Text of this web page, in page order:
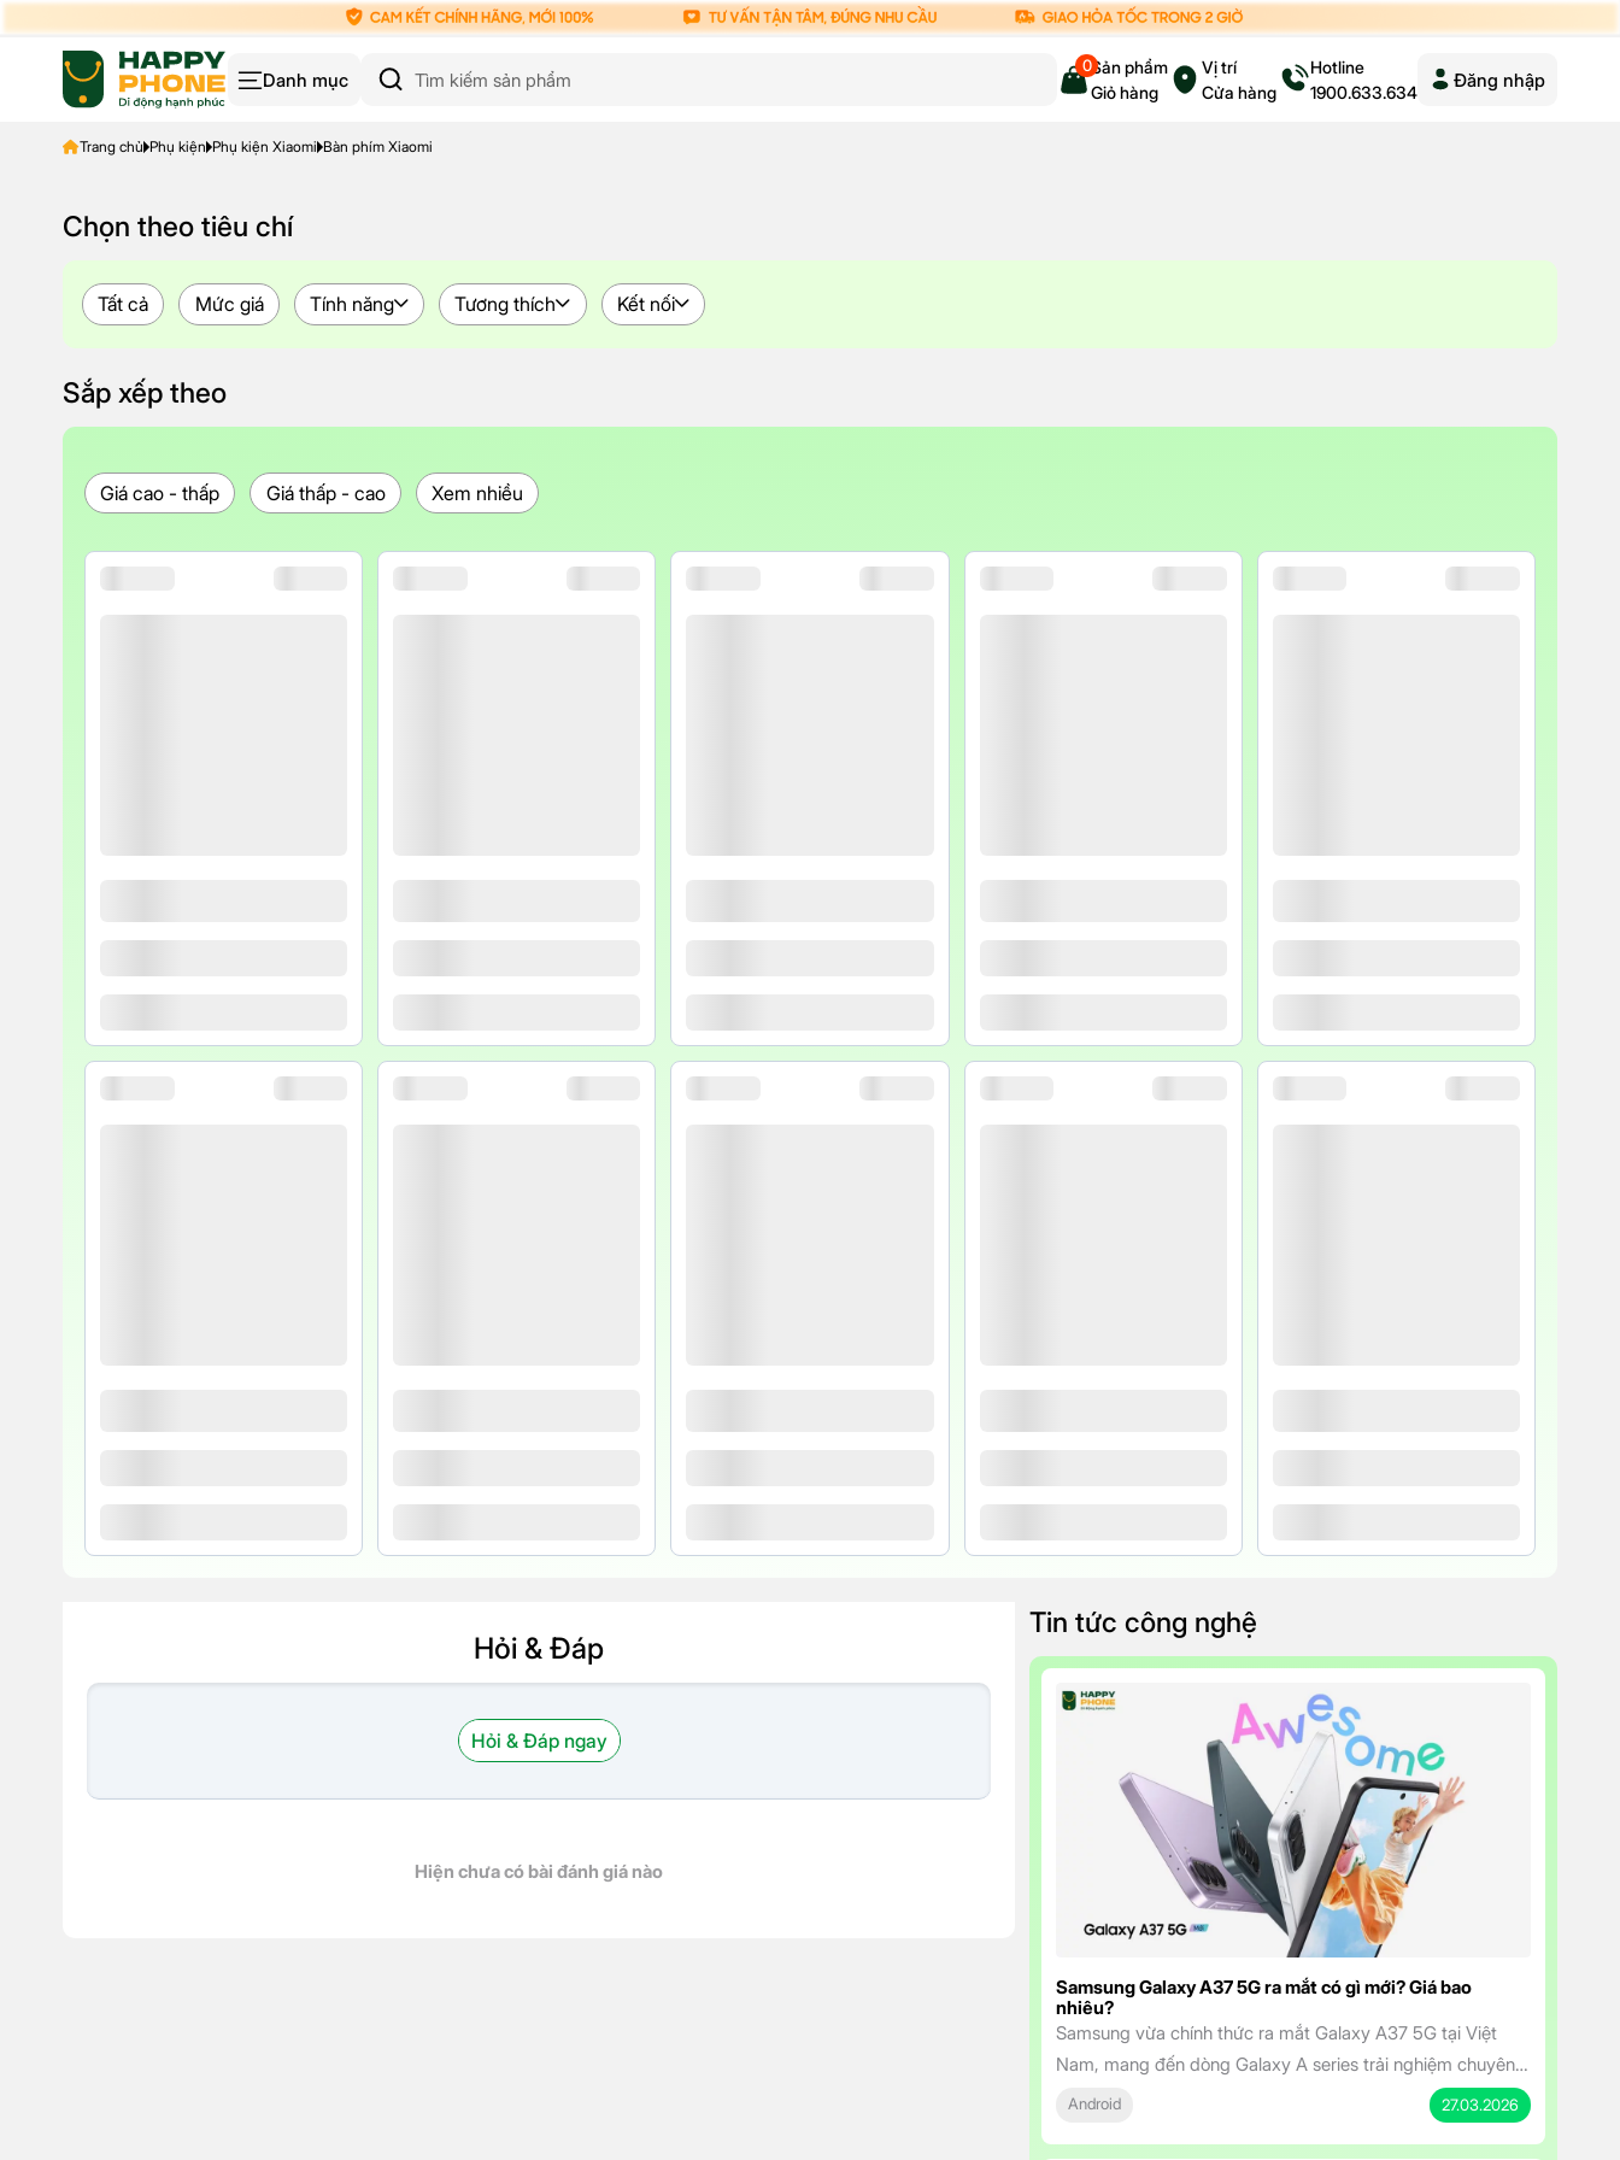
Danh mục
0Sản phẩm
Giỏ hàng
Vị trí
Cửa hàng
Hotline
1900.633.634
Đăng nhập
Trang chủ Phụ kiện Phụ kiện Xiaomi Bàn phím Xiaomi
Chọn theo tiêu chí
Tất cả Mức giá Tính năng Tương thích Kết nối
Sắp xếp theo
Giá cao - thấp Giá thấp - cao Xem nhiều
Hỏi & Đáp
Hỏi & Đáp ngay
Hiện chưa có bài đánh giá nào
Tin tức công nghệ
Samsung Galaxy A37 5G ra mắt có gì mới? Giá bao
nhiêu?
Samsung vừa chính thức ra mắt Galaxy A37 5G tại Việt
Nam, mang đến dòng Galaxy A series trải nghiệm chuyên
nghiệp hơn với mức giá cực kỳ hấp dẫn. Smartphone tầm
trung sở hữu màn hình đẹp, camera AI thông minh, pin bền
Android 27.03.2026